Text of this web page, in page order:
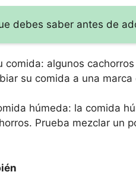
debes saber antes de
comida: algunos
su comida a una
húmeda: la comida
Prueba mezclar un